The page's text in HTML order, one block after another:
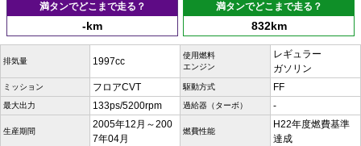
満タンでどこまで走る？
-km
満タンでどこまで走る？
832km
排気量 1997cc
使用燃料
エンジン
レギュラー
ガソリン
ミッション フロアCVT 駆動方式 FF
最大出力 133ps/5200rpm 過給器（ターボ） -
生産期間
2005年12月～200
7年04月
燃費性能
H22年度燃費基準
達成